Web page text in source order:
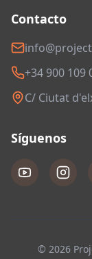
Contacto
+34 900 109
C/ Ciutat
Síguenos
© 2026